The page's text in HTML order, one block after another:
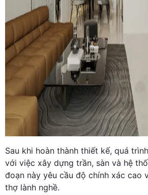
Sau khi hoàn thành thiết kế, quá
với việc xây dựng trần, sàn và hệ
đoạn này yêu cầu độ chính xác cao
thợ lành nghề.